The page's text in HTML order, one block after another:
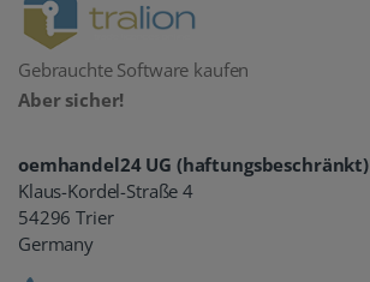
Gebrauchte Software kaufen
Aber sicher!
oemhandel24 UG (haftungsbeschränkt)
Klaus-Kordel-Straße 4
54296 Trier
Germany